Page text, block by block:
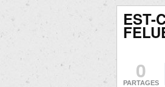
EST-
0
PARTAGES